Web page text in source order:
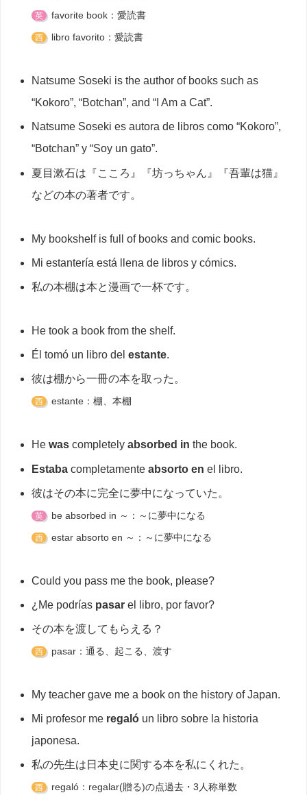
英 favorite book：愛読書
西 libro favorito：愛読書
Natsume Soseki is the author of books such as
“Kokoro”, “Botchan”, and “I Am a Cat”.
Natsume Soseki es autora de libros como “Kokoro”,
“Botchan” y “Soy un gato”.
夏目漱石は『こころ』『坊っちゃん』『吾輩は猫』
などの本の著者です。
My bookshelf is full of books and comic books.
Mi estantería está llena de libros y cómics.
私の本棚は本と漫画で一杯です。
He took a book from the shelf.
Él tomó un libro delestante.
彼は棚から一冊の本を取った。
西 estante：棚、本棚
Hewas completelyabsorbed in the book.
Estaba completamenteabsorto en el libro.
彼はその本に完全に夢中になっていた。
英 be absorbed in ～：～に夢中になる
西 estar absorto en ～：～に夢中になる
Could you pass me the book, please?
¿Me podrías pasar el libro, por favor?
その本を渡してもらえる？
西 pasar：通る、起こる、渡す
My teacher gave me a book on the history of Japan.
Mi profesor me regaló un libro sobre la historia
japonesa.
私の先生は日本史に関する本を私にくれた。
西 regaló：regalar(贈る)の点過去・3人称単数